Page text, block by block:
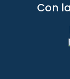
Con